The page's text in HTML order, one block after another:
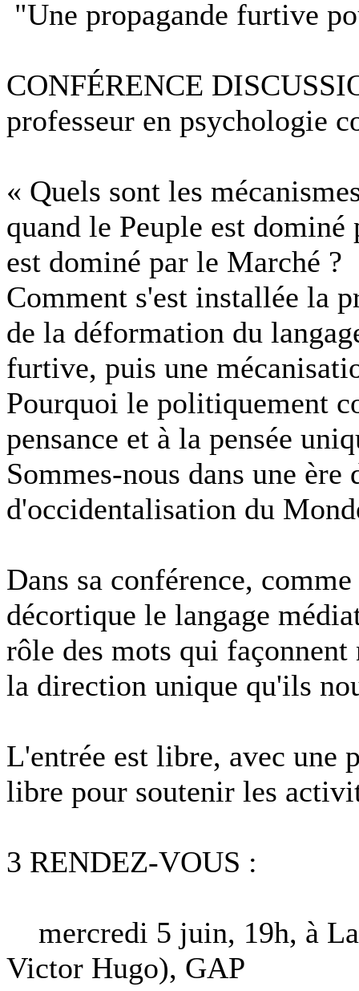
"Une propagande furtive
CONFÉRENCE
professeur en psychologie
« Quels sont les
quand le Peuple est
est dominé par le Marché ?
Comment s'est installée la
de la déformation du
furtive, puis une
Pourquoi le politiquement
pensance et à la pensée
Sommes-nous dans une
d'occidentalisation du
Dans sa conférence,
décortique le langage
rôle des mots qui
la direction unique qu'ils
L'entrée est libre, avec
libre pour soutenir les
3 RENDEZ-VOUS :
mercredi 5 juin, 19h, à
Victor Hugo), GAP